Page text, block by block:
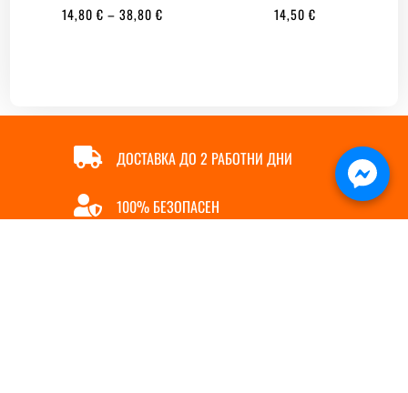
14,80€ – 38,80€
14,50€
 ДОСТАВКА ДО 2 РАБОТНИ ДНИ
 100% БЕЗОПАСЕН